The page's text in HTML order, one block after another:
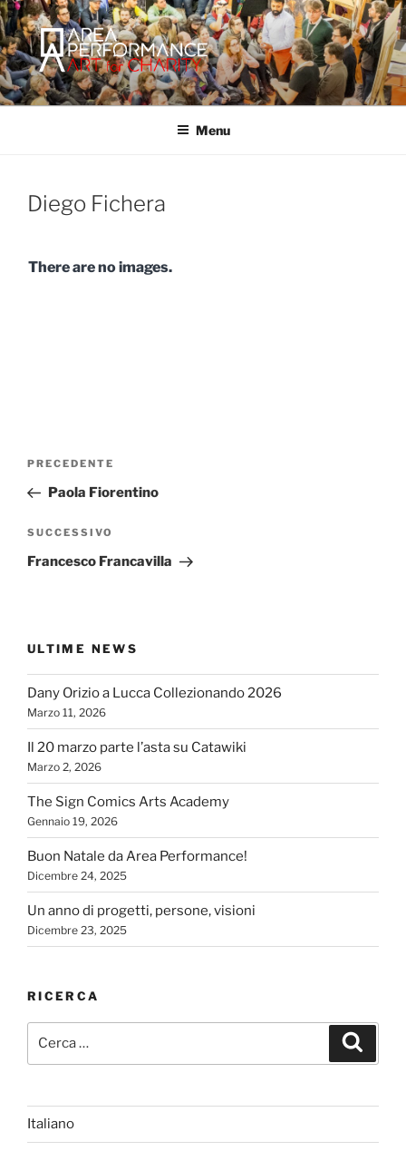
Salta
al
contenuto
AREA PERFORMANCE
Sito ufficiale della Onlus Area Performance.
Menu
Diego Fichera
There are no images.
Navigazione
Articolo
precedente:
PRECEDENTE
Paola Fiorentino
Articolo
successivo
SUCCESSIVO
Francesco Francavilla
ULTIME NEWS
Dany Orizio a Lucca Collezionando 2026
Marzo 11, 2026
Il 20 marzo parte l’asta su Catawiki
Marzo 2, 2026
The Sign Comics Arts Academy
Gennaio 19, 2026
Buon Natale da Area Performance!
Dicembre 24, 2025
Un anno di progetti, persone, visioni
Dicembre 23, 2025
RICERCA
Italiano